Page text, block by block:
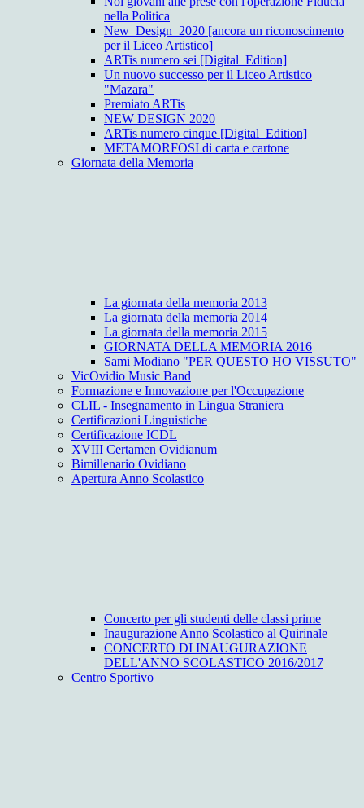
nella Politica
New_Design_2020 [ancora un riconoscimento
per il Liceo Artistico]
ARTis numero sei [Digital_Edition]
Un nuovo successo per il Liceo Artistico
"Mazara"
Premiato ARTis
NEW DESIGN 2020
ARTis numero cinque [Digital_Edition]
METAMORFOSI di carta e cartone
Giornata della Memoria
La giornata della memoria 2013
La giornata della memoria 2014
La giornata della memoria 2015
GIORNATA DELLA MEMORIA 2016
Sami Modiano "PER QUESTO HO VISSUTO"
VicOvidio Music Band
Formazione e Innovazione per l'Occupazione
CLIL - Insegnamento in Lingua Straniera
Certificazioni Linguistiche
Certificazione ICDL
XVIII Certamen Ovidianum
Bimillenario Ovidiano
Apertura Anno Scolastico
Concerto per gli studenti delle classi prime
Inaugurazione Anno Scolastico al Quirinale
CONCERTO DI INAUGURAZIONE
DELL'ANNO SCOLASTICO 2016/2017
Centro Sportivo